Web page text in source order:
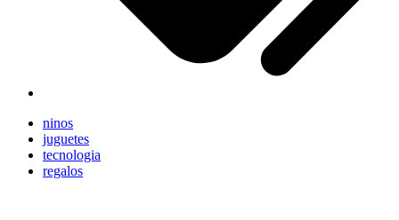
ninos
juguetes
tecnologia
regalos